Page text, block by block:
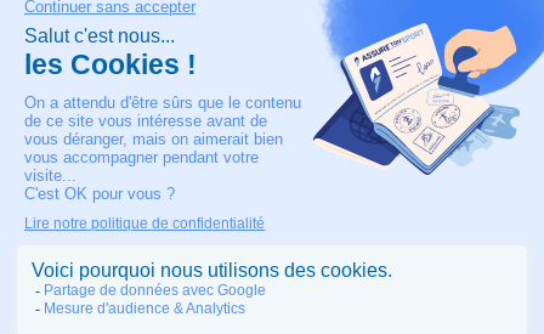
FAQ
Contatti
Termini e condizioni
Rischi dell'evento
Nota legale
IL NOSTRO CONTATTO
+33 4 90 63 34 07
Assistenza medica 24/7